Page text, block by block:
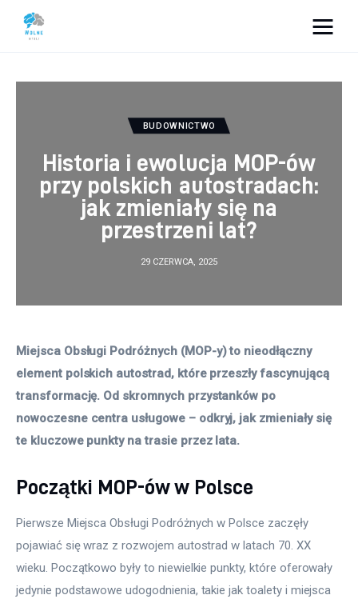
Dom i ogród
Uroda
Więcej
BUDOWNICTWO
Historia i ewolucja MOP-ów
przy polskich autostradach:
jak zmieniały się na
przestrzeni lat?
29 CZERWCA, 2025
Miejsca Obsługi Podróżnych (MOP-y) to nieodłączny
element polskich autostrad, które przeszły fascynującą
transformację. Od skromnych przystanków po
nowoczesne centra usługowe – odkryj, jak zmieniały się
te kluczowe punkty na trasie przez lata.
Początki MOP-ów w Polsce
Pierwsze Miejsca Obsługi Podróżnych w Polsce zaczęły
pojawiać się wraz z rozwojem autostrad w latach 70. XX
wieku. Początkowo były to niewielkie punkty, które oferowały
jedynie podstawowe udogodnienia, takie jak toalety i miejsca